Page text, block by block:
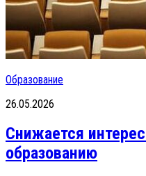
Образование
26.05.2026
Снижается
образованию